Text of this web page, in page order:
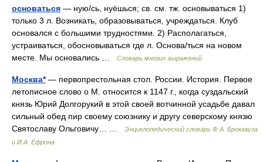
основаться — ную/сь, нуёшься; св. см. тж. основываться 1)
только 3 л. Возникать, образовываться, учреждаться. Клуб
основался с большими трудностями. 2) Располагаться,
устраиваться, обосновываться где л. Основа/ться на новом
месте. Мы основались …
Словарь многих выражений
Москва*— первопрестольная стол. России. История. Первое
летописное слово о М. относится к 1147 г., когда суздальский
князь Юрий Долгорукий в этой своей вотчинной усадьбе давал
сильный обед пир своему союзнику и другу северскому князю
Святославу Ольговичу… …
Энциклопедический словарь Ф.А. Брокгауза
и И.А. Ефрона